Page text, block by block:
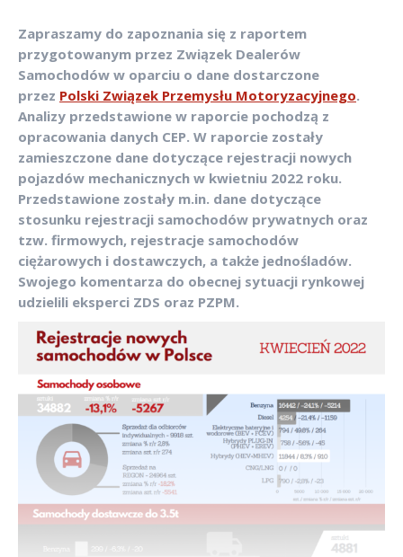
Zapraszamy do zapoznania się z raportem
przygotowanym przez Związek Dealerów
Samochodów w oparciu o dane dostarczone
przez Polski Związek Przemysłu Motoryzacyjnego.
Analizy przedstawione w raporcie pochodzą z
opracowania danych CEP. W raporcie zostały
zamieszczone dane dotyczące rejestracji nowych
pojazdów mechanicznych w kwietniu 2022 roku.
Przedstawione zostały m.in. dane dotyczące
stosunku rejestracji samochodów prywatnych oraz
tzw. firmowych, rejestracje samochodów
ciężarowych i dostawczych, a także jednośladów.
Swojego komentarza do obecnej sytuacji rynkowej
udzielili eksperci ZDS oraz PZPM.